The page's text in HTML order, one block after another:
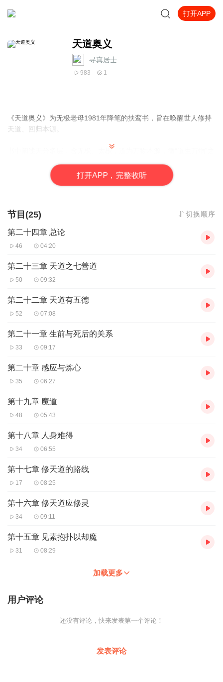
打开APP
天道奥义
寻真居士
983 1
《天道奥义》为无极老母1981年降笔的扶鸾书，旨在唤醒世人修持
天道、回归本源。
书中阐述天分多层，含无极、太极，道为万物本源，循“道生万物”之
道，经“止、定、静、安、虑、得”六阶，炼良知良能，去欲却魔。
堂，挽救世风浩劫。
打开APP，完整收听
节目(25) 切换顺序
第二十四章 总论
46 04:20
第二十三章 天道之七善道
50 09:32
第二十二章 天道有五德
52 07:08
第二十一章 生前与死后的关系
33 09:17
第二十章 感应与炼心
35 06:27
第十九章 魔道
48 05:43
第十八章 人身难得
34 06:55
第十七章 修天道的路线
17 08:25
第十六章 修天道应修灵
34 09:11
第十五章 见素抱扑以却魔
31 08:29
加载更多
用户评论
还没有评论，快来发表第一个评论！
发表评论